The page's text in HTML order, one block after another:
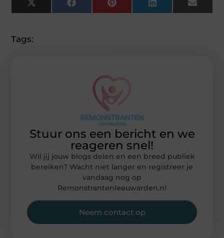
X
(Twitter)
FacebookPinterestLinkedInEmail
Tags:
Stuur ons een bericht en we
reageren snel!
Wil jij jouw blogs delen en een breed publiek
bereiken? Wacht niet langer en registreer je
vandaag nog op
Remonstrantenleeuwarden.nl
Neem contact op